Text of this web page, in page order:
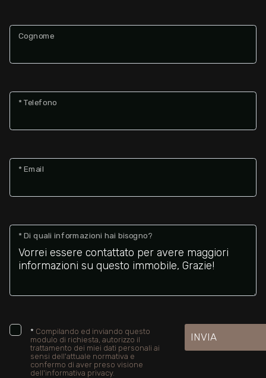
Cognome
* Telefono
* Email
* Di quali informazioni hai bisogno?
* Compilando ed inviando questo
modulo di richiesta, autorizzo il
trattamento dei miei dati personali ai
sensi dell'attuale normativa e
confermo di aver preso visione
dell'informativa privacy.
INVIA